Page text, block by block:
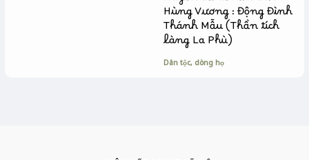
Hùng Vương : Động Đình
Thánh Mẫu (Thần tích
làng La Phù)
Dân tộc, dòng họ